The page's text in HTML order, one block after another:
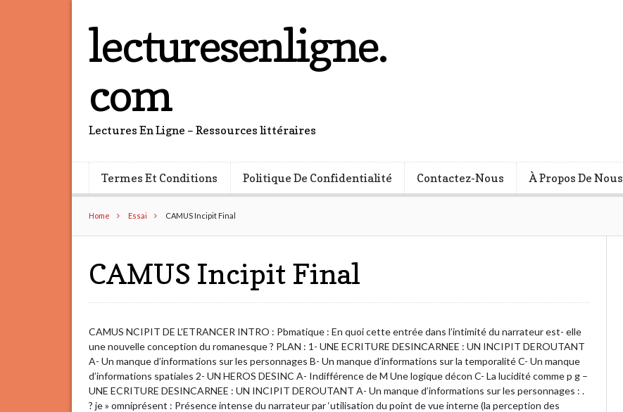
lecturesenligne.
com
Lectures En Ligne – Ressources littéraires
Termes Et Conditions Politique De Confidentialité Contactez-Nous À Propos De Nous
Home Essai CAMUS Incipit Final
CAMUS Incipit Final
CAMUS NCIPIT DE L’ETRANCER INTRO : Pbmatique : En quoi cette entrée dans l’intimité du narrateur est- elle
une nouvelle conception du romanesque ? PLAN : 1- UNE ECRITURE DESINCARNEE : UN INCIPIT DEROUTANT
A- Un manque d’informations sur les personnages B- Un manque d’informations sur la temporalité C- Un manque
d’informations spatiales 2- UN HEROS DESINC A- Indifférence de M Une logique décon C- La lucidité comme p g –
UNE ECRITURE DESINCARNEE : UN INCIPIT DEROUTANT A- Un manque d’informations sur les personnages : .
? je » omniprésent : Présence intense du narrateur par ‘utilisation du point de vue interne (la perception des